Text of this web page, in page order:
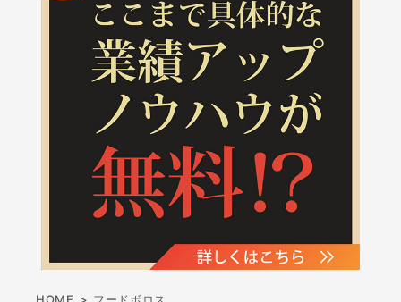
HOME > フードボロス